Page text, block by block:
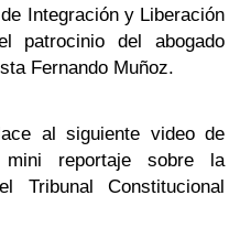
Integración y Liberación
patrocinio del abogado
Fernando Muñoz.
al siguiente video de
reportaje sobre la
Tribunal Constitucional